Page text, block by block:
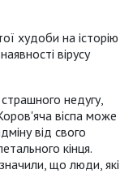
худоби на історію
вірусу
недугу,
віспа може
від свого
кінця.
що люди, які